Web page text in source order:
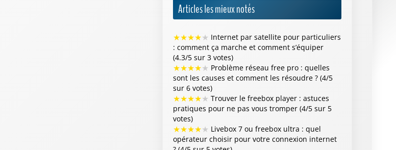
Articles les mieux notés
★★★★★ Internet par satellite pour particuliers
: comment ça marche et comment s’équiper
(4.3/5 sur 3 votes)
★★★★★ Problème réseau free pro : quelles
sont les causes et comment les résoudre ? (4/5
sur 6 votes)
★★★★★ Trouver le freebox player : astuces
pratiques pour ne pas vous tromper (4/5 sur 5
votes)
★★★★★ Livebox 7 ou freebox ultra : quel
opérateur choisir pour votre connexion internet